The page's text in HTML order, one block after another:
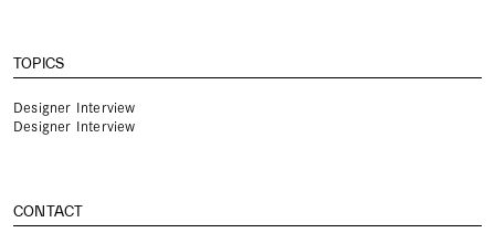
TOPICS
Designer Interview
Designer Interview
CONTACT